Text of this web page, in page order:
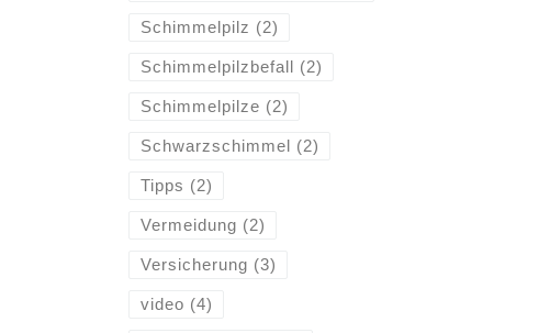
Schimmelpilz (2)
Schimmelpilzbefall (2)
Schimmelpilze (2)
Schwarzschimmel (2)
Tipps (2)
Vermeidung (2)
Versicherung (3)
video (4)